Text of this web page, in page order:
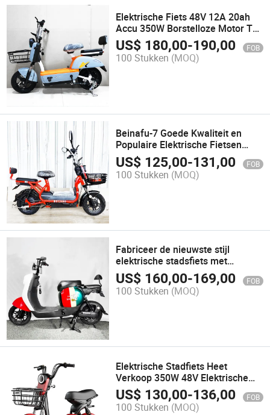
Elektrische Fiets 48V 12A 20ah
Accu 350W Borstelloze Motor Te
Koop
US$ 180,00-190,00 FOB
100 Stukken (MOQ)
Beinafu-7 Goede Kwaliteit en
Populaire Elektrische Fietsen
Fiets Scooter Fiets Stadsfiets Te
Koop
US$ 125,00-131,00 FOB
100 Stukken (MOQ)
Fabriceer de nieuwste stijl
elektrische stadsfiets met
loodzuuraccu, 500W motor en
pedaal voor volwassen
elektrische fietsen
US$ 160,00-169,00 FOB
100 Stukken (MOQ)
Elektrische Stadfiets Heet
Verkoop 350W 48V Elektrische
Fiets voor Mannen/Elektrische
Scooterfiets met Onderdelen
US$ 130,00-136,00 FOB
100 Stukken (MOQ)